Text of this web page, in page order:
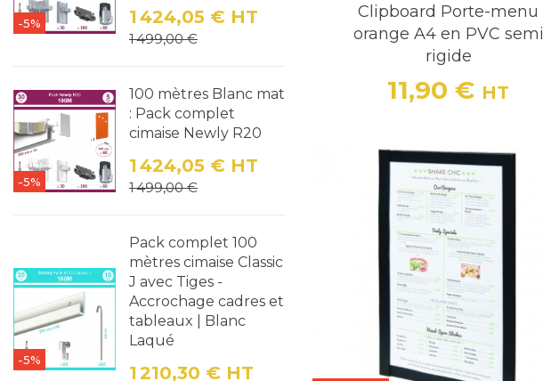
-5%
Prix
1 424,05 € HT
Prix de base
1 499,00 €
-5%
100 mètres Blanc mat
: Pack complet
cimaise Newly R20
Prix
1 424,05 € HT
Prix de base
1 499,00 €
-5%
Pack complet 100
mètres cimaise Classic
J avec Tiges -
Accrochage cadres et
tableaux | Blanc
Laqué
1 210,30 € HT
Clipboard Porte-menu
orange A4 en PVC semi
rigide
Prix
11,90 € HT